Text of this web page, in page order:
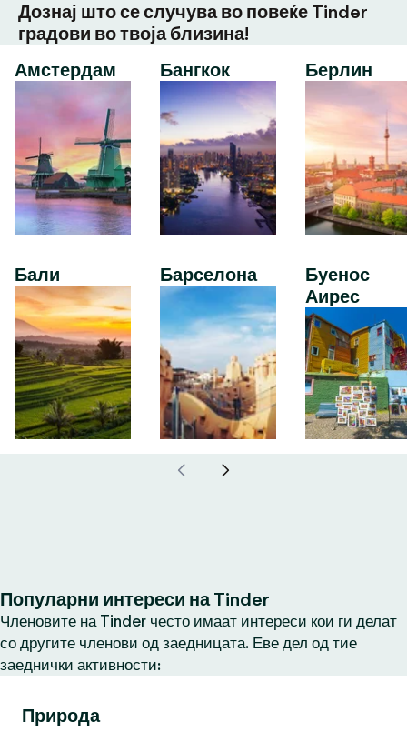
Дознај што се случува во повеќе Tinder
градови во твоја близина!
Амстердам
Бали
Бангкок
Барселона
Берлин
Буенос
Аирес
Популарни интереси на Tinder
Членовите на Tinder често имаат интереси кои ги делат
со другите членови од заедницата. Еве дел од тие
заеднички активности:
Природа